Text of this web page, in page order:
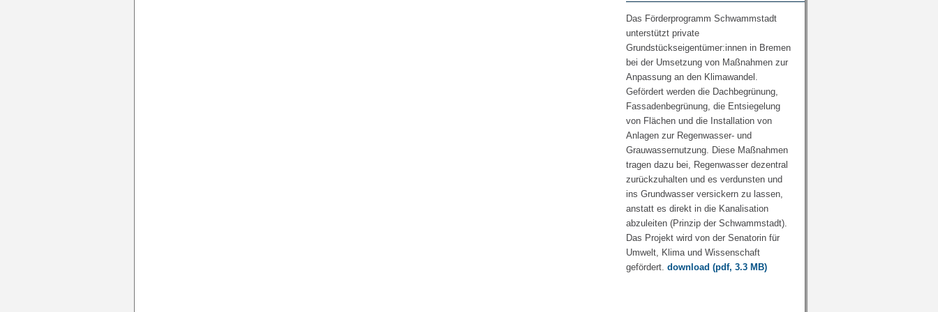
Das Förderprogramm Schwammstadt
unterstützt private
Grundstückseigentümer:innen in Bremen
bei der Umsetzung von Maßnahmen zur
Anpassung an den Klimawandel.
Gefördert werden die Dachbegrünung,
Fassadenbegrünung, die Entsiegelung
von Flächen und die Installation von
Anlagen zur Regenwasser- und
Grauwassernutzung. Diese Maßnahmen
tragen dazu bei, Regenwasser dezentral
zurückzuhalten und es verdunsten und
ins Grundwasser versickern zu lassen,
anstatt es direkt in die Kanalisation
abzuleiten (Prinzip der Schwammstadt).
Das Projekt wird von der Senatorin für
Umwelt, Klima und Wissenschaft
gefördert. download (pdf, 3.3 MB)